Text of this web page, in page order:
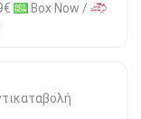
Box Now /